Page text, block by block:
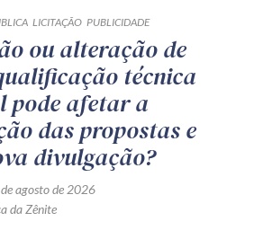
LICITAÇÃO PUBLICIDADE
ou alteração de
técnica
pode afetar a
das propostas e
divulgação?
agosto de 2026
da Zênite